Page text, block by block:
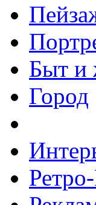
Быт и
Город